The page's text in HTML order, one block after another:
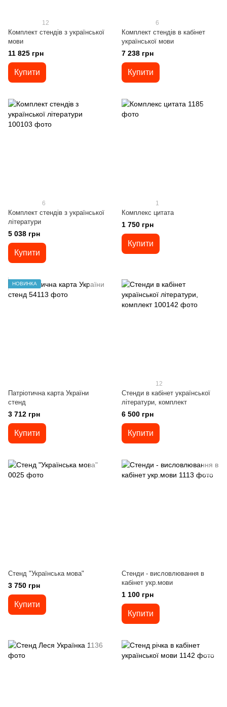
12
Комплект стендів з української
мови
11 825 грн
Купити
6
Комплект стендів в кабінет
української мови
7 238 грн
Купити
6
Комплект стендів з української
літератури
5 038 грн
Купити
1
Комплекс цитата
1 750 грн
Купити
НОВИНКА
Патріотична карта України
стенд
3 712 грн
Купити
12
Стенди в кабінет української
літератури, комплект
6 500 грн
Купити
Стенд "Українська мова"
3 750 грн
Купити
Стенди - висловлювання в
кабінет укр.мови
1 100 грн
Купити